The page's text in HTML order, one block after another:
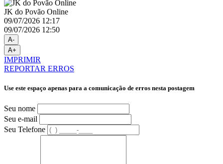
JK do Povão Online
09/07/2026 12:17
09/07/2026 12:50
A-
A+
IMPRIMIR
REPORTAR ERROS
Use este espaço apenas para a comunicação de erros nesta postagem
Seu nome
Seu e-mail
Seu Telefone